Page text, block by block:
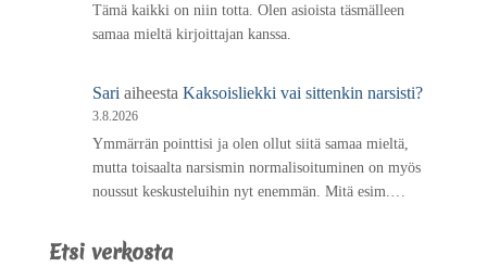
Tämä kaikki on niin totta. Olen asioista täsmälleen
samaa mieltä kirjoittajan kanssa.
Sari aiheesta Kaksoisliekki vai sittenkin narsisti?
3.8.2026
Ymmärrän pointtisi ja olen ollut siitä samaa mieltä,
mutta toisaalta narsismin normalisoituminen on myös
noussut keskusteluihin nyt enemmän. Mitä esim.…
Etsi verkosta